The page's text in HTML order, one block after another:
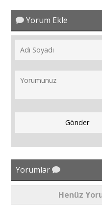
Yorum Ekle
Yorumlar
Henüz